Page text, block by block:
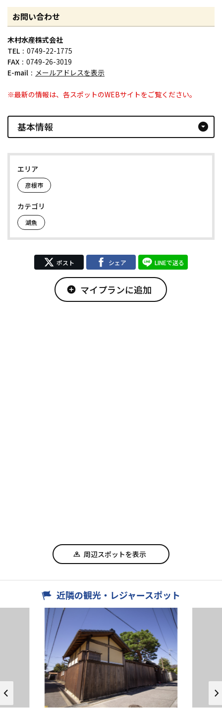
お問い合わせ
木村水産株式会社
TEL
0749-22-1775
FAX
0749-26-3019
E-mail
メールアドレスを表示
※最新の情報は、各スポットのWEBサイトをご覧ください。
基本情報 arrow_drop_down_circle
エリア
彦根市
カテゴリ
湖魚
ポスト シェア LINEで送る
add_circle マイプランに追加
周辺スポットを表示
近隣の観光・レジャースポット